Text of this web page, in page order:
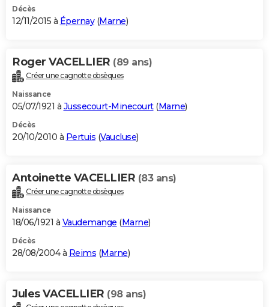
Décès
12/11/2015 à Épernay(Marne)
Roger VACELLIER (89 ans)
Créer une cagnotte obsèques
Naissance
05/07/1921 à Jussecourt-Minecourt(Marne)
Décès
20/10/2010 à Pertuis (Vaucluse)
Antoinette VACELLIER (83 ans)
Créer une cagnotte obsèques
Naissance
18/06/1921 à Vaudemange (Marne)
Décès
28/08/2004 à Reims (Marne)
Jules VACELLIER (98 ans)